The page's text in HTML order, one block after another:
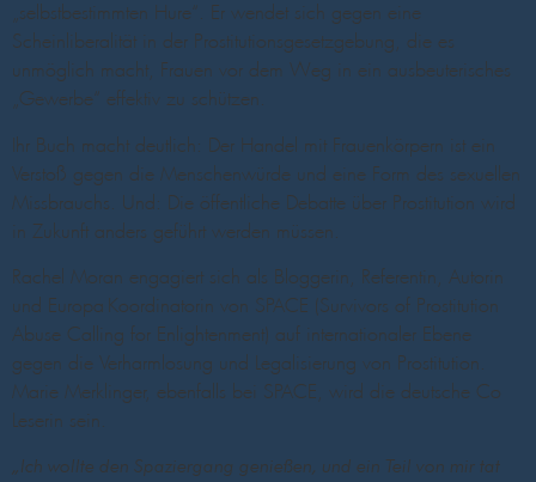
„selbstbestimmten Hure“. Er wendet sich gegen eine
Scheinliberalität in der Prostitutionsgesetzgebung, die es
unmöglich macht, Frauen vor dem Weg in ein ausbeuterisches
„Gewerbe“ effektiv zu schützen.
Ihr Buch macht deutlich: Der Handel mit Frauenkörpern ist ein
Verstoß gegen die Menschenwürde und eine Form des sexuellen
Missbrauchs. Und: Die öffentliche Debatte über Prostitution wird
in Zukunft anders geführt werden müssen.
Rachel Moran engagiert sich als Bloggerin, Referentin, Autorin
und Europa-Koordinatorin von SPACE (Survivors of Prostitution-
Abuse Calling for Enlightenment) auf internationaler Ebene
gegen die Verharmlosung und Legalisierung von Prostitution.
Marie Merklinger, ebenfalls bei SPACE, wird die deutsche Co-
Leserin sein.
„Ich wollte den Spaziergang genießen, und ein Teil von mir tat